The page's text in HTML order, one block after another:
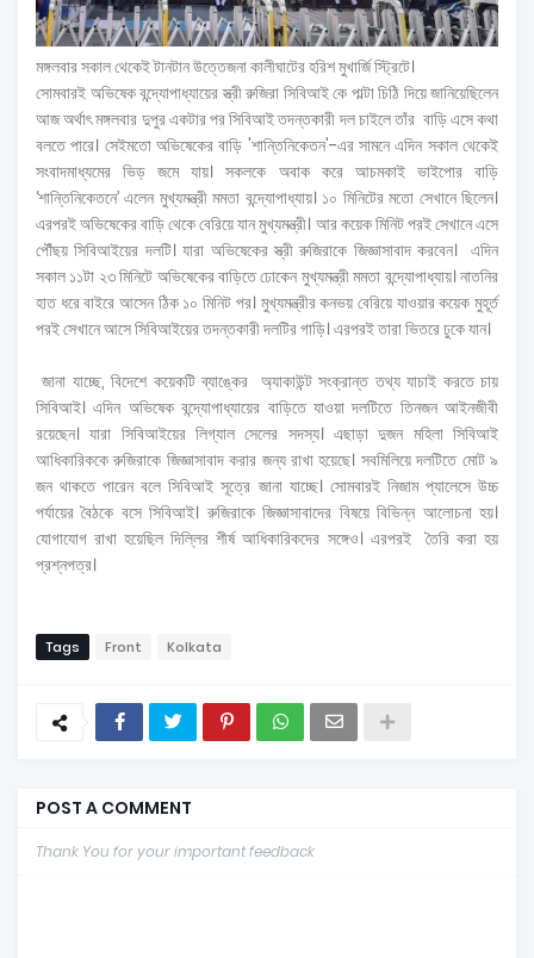
মঙ্গলবার সকাল থেকেই টানটান উত্তেজনা কালীঘাটের হরিশ মুখার্জি স্ট্রিটে।
সোমবারই অভিষেক বন্দ্যোপাধ্যায়ের স্ত্রী রুজিরা সিবিআই কে পাল্টা চিঠি দিয়ে জানিয়েছিলেন
আজ অর্থাৎ মঙ্গলবার দুপুর একটার পর সিবিআই তদন্তকারী দল চাইলে তাঁর বাড়ি এসে কথা
বলতে পারে। সেইমতো অভিষেকের বাড়ি 'শান্তিনিকেতন'-এর সামনে এদিন সকাল থেকেই
সংবাদমাধ্যমের ভিড় জমে যায়। সকলকে অবাক করে আচমকাই ভাইপোর বাড়ি
‘শান্তিনিকেতনে’ এলেন মুখ্যমন্ত্রী মমতা বন্দ্যোপাধ্যায়। ১০ মিনিটের মতো সেখানে ছিলেন।
এরপরই অভিষেকের বাড়ি থেকে বেরিয়ে যান মুখ্যমন্ত্রী। আর কয়েক মিনিট পরই সেখানে এসে
পৌঁছয় সিবিআইয়ের দলটি। যারা অভিষেকের স্ত্রী রুজিরাকে জিজ্ঞাসাবাদ করবেন। এদিন
সকাল ১১টা ২৩ মিনিটে অভিষেকের বাড়িতে ঢোকেন মুখ্যমন্ত্রী মমতা বন্দ্যোপাধ্যায়। নাতনির
হাত ধরে বাইরে আসেন ঠিক ১০ মিনিট পর। মুখ্যমন্ত্রীর কনভয় বেরিয়ে যাওয়ার কয়েক মুহূর্ত
পরই সেখানে আসে সিবিআইয়ের তদন্তকারী দলটির গাড়ি। এরপরই তারা ভিতরে ঢুকে যান।
জানা যাচ্ছে, বিদেশে কয়েকটি ব্যাঙ্কের অ্যাকাউন্ট সংক্রান্ত তথ্য যাচাই করতে চায়
সিবিআই। এদিন অভিষেক বন্দ্যোপাধ্যায়ের বাড়িতে যাওয়া দলটিতে তিনজন আইনজীবী
রয়েছেন। যারা সিবিআইয়ের লিগ্যাল সেলের সদস্য। এছাড়া দুজন মহিলা সিবিআই
আধিকারিককে রুজিরাকে জিজ্ঞাসাবাদ করার জন্য রাখা হয়েছে। সবমিলিয়ে দলটিতে মোট ৯
জন থাকতে পারেন বলে সিবিআই সূত্রে জানা যাচ্ছে। সোমবারই নিজাম প্যালেসে উচ্চ
পর্যায়ের বৈঠকে বসে সিবিআই। রুজিরাকে জিজ্ঞাসাবাদের বিষয়ে বিভিন্ন আলোচনা হয়।
যোগাযোগ রাখা হয়েছিল দিল্লির শীর্ষ আধিকারিকদের সঙ্গেও। এরপরই তৈরি করা হয়
প্রশ্নপত্র।
Tags Front Kolkata
POST A COMMENT
Thank You for your important feedback